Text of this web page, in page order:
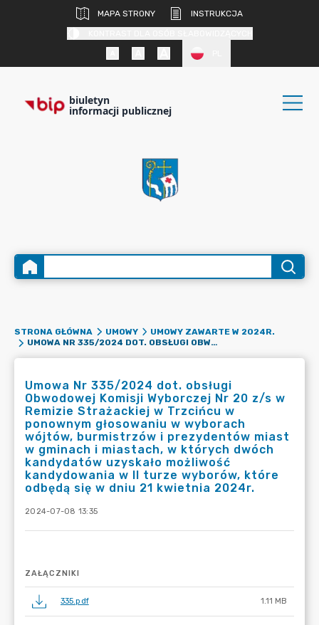
MAPA STRONY
INSTRUKCJA
biuletyn
informacji publicznej
STRONA GŁÓWNA UMOWY
UMOWY ZAWARTE W 2024R.
UMOWA NR 335/2024 DOT. OBSŁUGI OBWODOWEJ KOMISJI WYBORCZEJ NR 20 Z/S W REMIZIE STRAŻACKIEJ W TRZCIŃCU W PONOWNYM GŁOSOWANIU W WYBORACH WÓJTÓW, BURMISTRZÓW I PREZYDENTÓW MIAST W GMINACH I MIASTACH, W KTÓRYCH DWÓCH KANDYDATÓW UZYSKAŁO MOŻLIWOŚĆ KANDYDOWANIA W II TURZE WYBORÓW, KTÓRE ODBĘDĄ SIĘ W DNIU 21 KWIETNIA 2024R.
Umowa Nr 335/2024 dot. obsługi
Obwodowej Komisji Wyborczej Nr 20 z/s w
Remizie Strażackiej w Trzcińcu w
ponownym głosowaniu w wyborach
wójtów, burmistrzów i prezydentów miast
w gminach i miastach, w których dwóch
kandydatów uzyskało możliwość
kandydowania w II turze wyborów, które
odbędą się w dniu 21 kwietnia 2024r.
2024-07-08 13:35
ZAŁĄCZNIKI
335.pdf 1.11 MB